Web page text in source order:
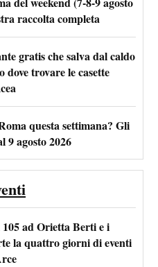
raccolta completa
gratis che salva dal caldo
dove trovare le casette
questa settimana? Gli
9 agosto 2026
ad Orietta Berti e i
la quattro giorni di eventi